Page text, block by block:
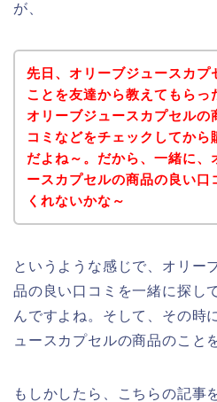
が、
先日、オリーブジュースカプ
ことを友達から教えてもらっ
オリーブジュースカプセルの
コミなどをチェックしてから
だよね～。だから、一緒に、
ースカプセルの商品の良い口
くれないかな～
というような感じで、オリー
品の良い口コミを一緒に探し
んですよね。そして、その時
ュースカプセルの商品のこと
もしかしたら、こちらの記事